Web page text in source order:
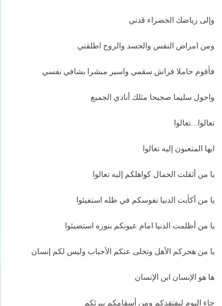
وإلى رياضك الخضراء قدني
ومن امراض النفس والجسد والروح اطلقني
فأقوم حاملا فراش سقمي واسير مبشرا بشافي نفسي
واجول سليما صحيحا مثلك أنادي الجميع
تعالوا….تعالوا
ايها المتعبون إليه تعالوا
يا من أثقلت الحمال كواهلكم إليه تعالوا
يا من أكأبت الدنيا نفوسكم في ظله استفيئوا
يا من أظلمت الدنيا امام عيونكم بنوره استضيئوا
يا من هجركم الأهل وتخلى عنكم الأحباب وليس لكم إنسان
ها هو الإنسان ابن الإنسان
جاء اليوم ليفتقدكم ومن أسقامكم يبرئكم